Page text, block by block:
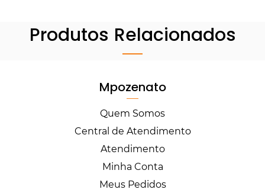
Produtos Relacionados
Mpozenato
Quem Somos
Central de Atendimento
Atendimento
Minha Conta
Meus Pedidos